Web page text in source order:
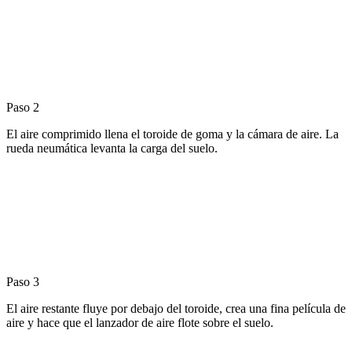
Paso 2
El aire comprimido llena el toroide de goma y la cámara de aire. La
rueda neumática levanta la carga del suelo.
Paso 3
El aire restante fluye por debajo del toroide, crea una fina película de
aire y hace que el lanzador de aire flote sobre el suelo.